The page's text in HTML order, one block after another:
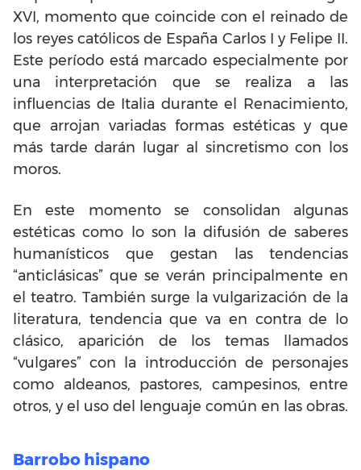
XVI, momento que coincide con el reinado de
los reyes católicos de España Carlos I y Felipe II.
Este período está marcado especialmente por
una interpretación que se realiza a las
influencias de Italia durante el Renacimiento,
que arrojan variadas formas estéticas y que
más tarde darán lugar al sincretismo con los
moros.
En este momento se consolidan algunas
estéticas como lo son la difusión de saberes
humanísticos que gestan las tendencias
“anticlásicas” que se verán principalmente en
el teatro. También surge la vulgarización de la
literatura, tendencia que va en contra de lo
clásico, aparición de los temas llamados
“vulgares” con la introducción de personajes
como aldeanos, pastores, campesinos, entre
otros, y el uso del lenguaje común en las obras.
Barrobo hispano